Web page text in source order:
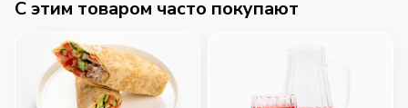
C этим товаром часто покупают